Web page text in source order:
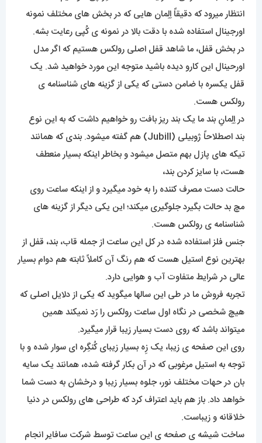
انتظار میرود که دقیقاً اِلِمان هایی که در بخش های مختلف نمونه
اورجینال استفاده شده با دقت بالا در نمونه ی کُپی رعایت بشه.
در بخش قفل، ما شاهد قفل اصلی رولکس هستیم که اگر مدل
اورحینال این کارو دیده باشید متوجه این مورد خواهید شد. یک
قفل یکسره با ضامن دستی که یکی از گزینه های شناسنامه ی
رولکس هست.
در اِلِمانِ بند ما یک بند ریز بافت رو خواهیم داشت که به این نوع
بند اصطلاحاً ژوبیلی (Jubill) هم گفته میشود. بندی که همانند
تیکه های پازل بهم متصل میشود و بخاطر اینکه بسیار منعطف
هست، با سایز کردن بند،
حالت دست مصرف کننده را به خود میگیرد و از اینکه ساعت روی
مچ بد حالت بگیرد جلوگیری میکند؛ این یکی دیگر از گزینه های
شناسنامه ی رولکس هست.
جنس فلز استفاده شده در کل این ساعت از جمله قاب، بند، قفل از
بهترین نوع استیل هست که هم رنگ آن کاملاً ثابته هم دوام بسیار
عالی در شرایط متفاوت آب و هوایی دارد.
تجربه فروش ما در طی این سالها میگوید که یکی از دلایل اصلی که
هیچ شخصی در نگاه اول ساعت رولکس را رَد نمیکند همین
میتواند باشد که روی دست بسیار زیبا قرار میگیرد.
روی این صفحه ی زیبا، یک زِه بسیار زیبای کُنگِره ای سوار شده و با
توجه به استیل مرغوبی که در آن بکار گرفته شده، همانند یک سایه
بان در حهات مختلف نور، جلوه بسیار زیبا و درخشان به دست شما
خواهد داد. باز هم باید اعتراف کرد که طراحی های رولکس در دنیا
خلاقانه و زیباست.
ساخت شیشه ی صفحه ی این ساعت توسط شرکت سافایر انجام